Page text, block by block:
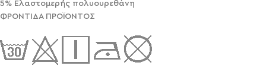
5% Ελαστομερής πολυουρεθάνη
ΦΡΟΝΤΙΔΑ ΠΡΟΪΟΝΤΟΣ